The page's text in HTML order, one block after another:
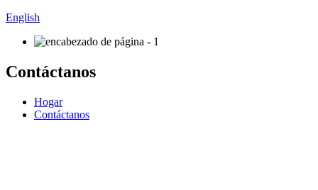
English
Contáctanos
Hogar
Contáctanos